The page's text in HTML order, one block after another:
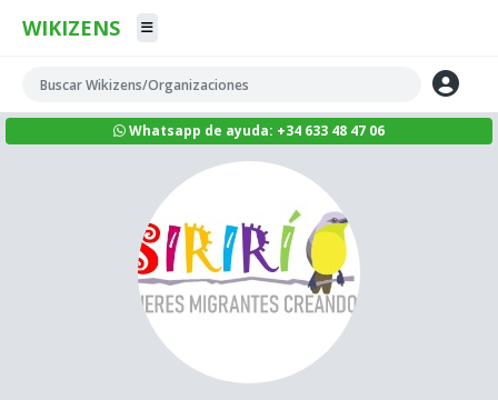
WIKIZENS
Whatsapp de ayuda: +34 633 48 47 06